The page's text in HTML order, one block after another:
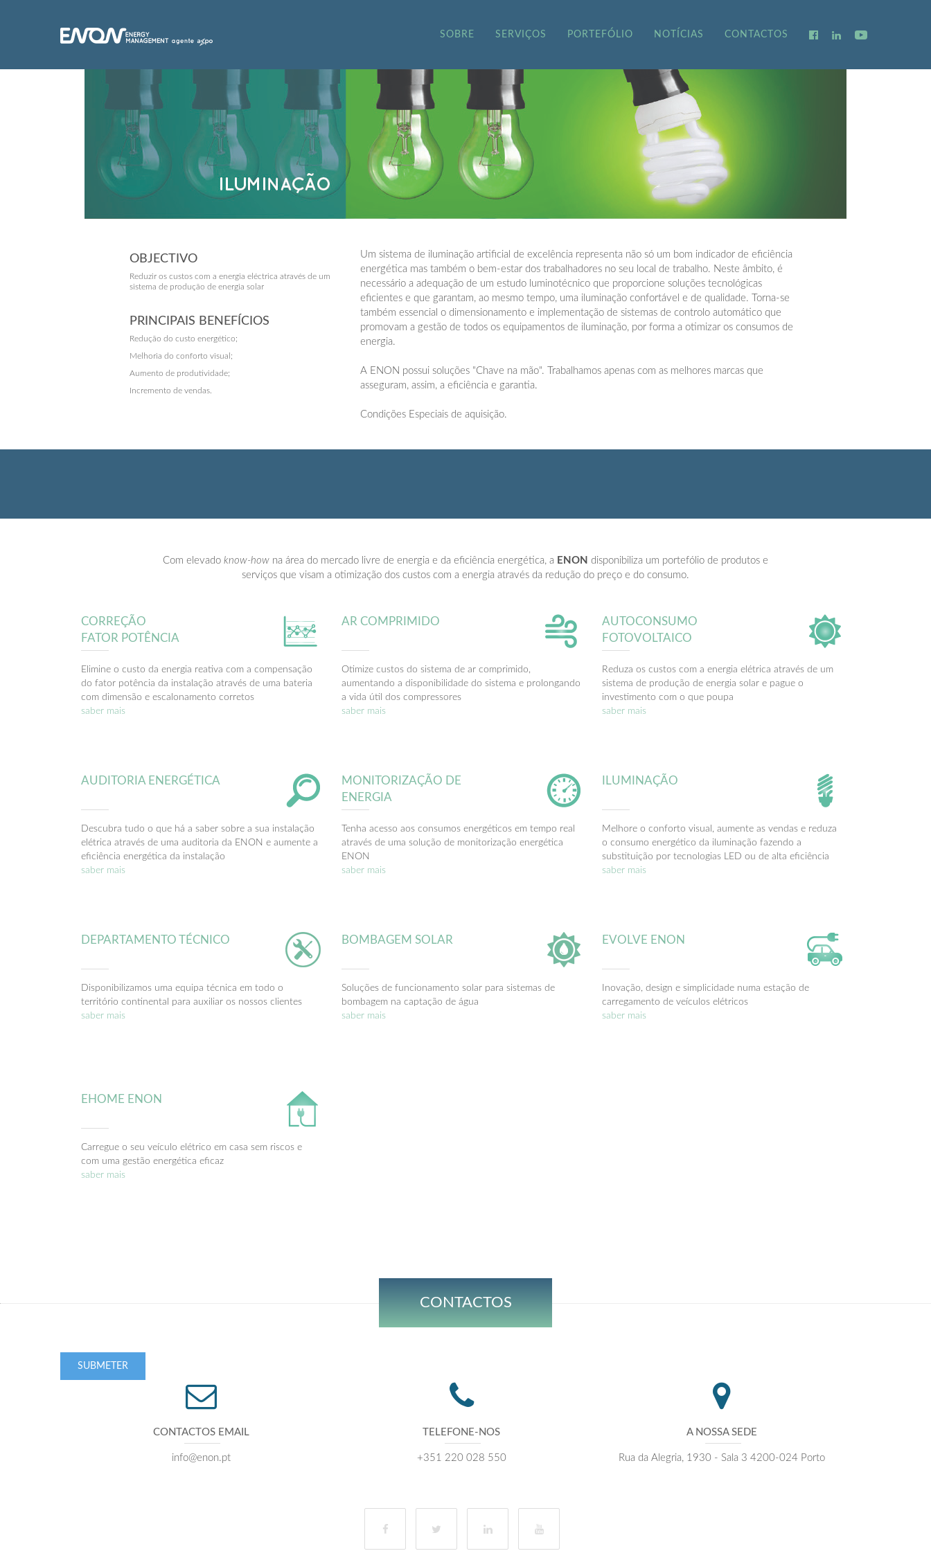
SOBRE SERVIÇOS PORTEFÓLIO NOTÍCIAS CONTACTOS
OBJECTIVO
Reduzir os custos com a energia eléctrica através de um
sistema de produção de energia solar
PRINCIPAIS BENEFÍCIOS
Redução do custo energético;
Melhoria do conforto visual;
Aumento de produtividade;
Incremento de vendas.
Um sistema de iluminação artificial de excelência representa não só um bom indicador de eficiência
energética mas também o bem-estar dos trabalhadores no seu local de trabalho. Neste âmbito, é
necessário a adequação de um estudo luminotécnico que proporcione soluções tecnológicas
eficientes e que garantam, ao mesmo tempo, uma iluminação confortável e de qualidade. Torna-se
também essencial o dimensionamento e implementação de sistemas de controlo automático que
promovam a gestão de todos os equipamentos de iluminação, por forma a otimizar os consumos de
energia.
A ENON possui soluções "Chave na mão". Trabalhamos apenas com as melhores marcas que
asseguram, assim, a eficiência e garantia.
Condições Especiais de aquisição.
Com elevado know-how na área do mercado livre de energia e da eficiência energética, a ENON disponibiliza um portefólio de produtos e
serviços que visam a otimização dos custos com a energia através da redução do preço e do consumo.
CORREÇÃO
FATOR POTÊNCIA
Elimine o custo da energia reativa com a compensação
do fator potência da instalação através de uma bateria
com dimensão e escalonamento corretos
saber mais
AR COMPRIMIDO
Otimize custos do sistema de ar comprimido,
aumentando a disponibilidade do sistema e prolongando
a vida útil dos compressores
saber mais
AUTOCONSUMO
FOTOVOLTAICO
Reduza os custos com a energia elétrica através de um
sistema de produção de energia solar e pague o
investimento com o que poupa
saber mais
AUDITORIA ENERGÉTICA
Descubra tudo o que há a saber sobre a sua instalação
elétrica através de uma auditoria da ENON e aumente a
eficiência energética da instalação
saber mais
MONITORIZAÇÃO DE
ENERGIA
Tenha acesso aos consumos energéticos em tempo real
através de uma solução de monitorização energética
ENON
saber mais
ILUMINAÇÃO
Melhore o conforto visual, aumente as vendas e reduza
o consumo energético da iluminação fazendo a
substituição por tecnologias LED ou de alta eficiência
saber mais
DEPARTAMENTO TÉCNICO
Disponibilizamos uma equipa técnica em todo o
território continental para auxiliar os nossos clientes
saber mais
BOMBAGEM SOLAR
Soluções de funcionamento solar para sistemas de
bombagem na captação de água
saber mais
EVOLVE ENON
Inovação, design e simplicidade numa estação de
carregamento de veículos elétricos
saber mais
EHOME ENON
Carregue o seu veículo elétrico em casa sem riscos e
com uma gestão energética eficaz
saber mais
CONTACTOS
SUBMETER
CONTACTOS EMAIL
info@enon.pt
TELEFONE-NOS
+351 220 028 550
A NOSSA SEDE
Rua da Alegria, 1930 - Sala 3 4200-024 Porto